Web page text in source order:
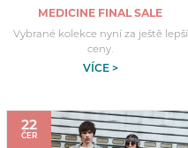
MEDICINE FINAL SALE
Vybrané kolekce nyní za ještě lepší
ceny.
VÍCE >
22
ČER